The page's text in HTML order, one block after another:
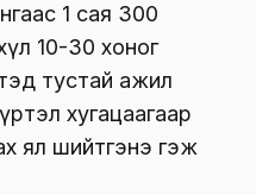
1 сая 300
10-30 хоног
тустай ажил
хугацаагаар
ял шийтгэнэ гэж